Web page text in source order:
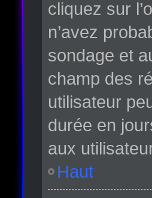
cliquez sur
n’avez
sondage et
champ des
utilisateur
durée en
aux
Haut